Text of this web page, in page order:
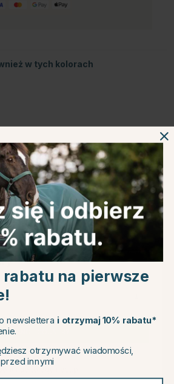
w tych kolorach
15
CHANGE COUNTRY
Continue to equinest.pl
rabatu na pierwsze
newslettera i otrzymaj 10% rabatu*
otrzymywać wiadomości,
innymi